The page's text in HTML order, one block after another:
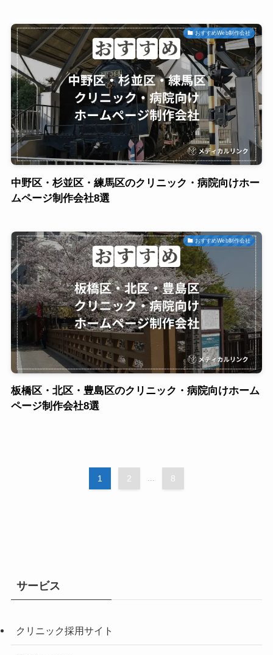
おすすめWeb制作会社
中野区・杉並区・練馬区のクリニック・病院向けホー
ムページ制作会社8選
おすすめWeb制作会社
板橋区・北区・豊島区のクリニック・病院向けホーム
ページ制作会社8選
1 2 ... 8
サービス
クリニック採用サイト